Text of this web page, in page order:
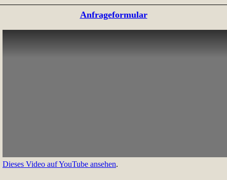
Anfrageformular
Dieses Video auf YouTube ansehen.